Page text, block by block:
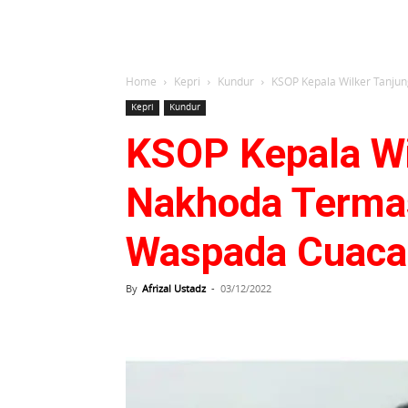
Home Kepri Kundur KSOP Kepala Wilker
Kepri Kundur
KSOP Kepala
Nakhoda
Waspada
By Afrizal Ustadz - 03/12/2022